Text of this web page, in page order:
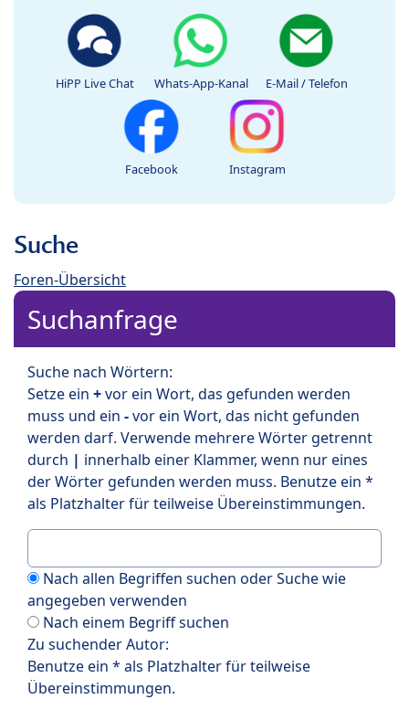
HiPP Live Chat Whats-App-Kanal E-Mail / Telefon
Facebook Instagram
Suche
Foren-Übersicht
Suchanfrage
Suche nach Wörtern:
Setze ein +vor ein Wort, das gefunden werden
muss und ein -vor ein Wort, das nicht gefunden
werden darf. Verwende mehrere Wörter getrennt
durch | innerhalb einer Klammer, wenn nur eines
der Wörter gefunden werden muss. Benutze ein *
als Platzhalter für teilweise Übereinstimmungen.
Nach allen Begriffen suchen oder Suche wie
angegeben verwenden
Nach einem Begriff suchen
Zu suchender Autor:
Benutze ein * als Platzhalter für teilweise
Übereinstimmungen.